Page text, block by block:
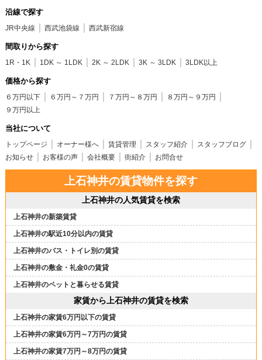
沿線で探す
JR中央線 西武池袋線 西武新宿線
間取りから探す
1R・1K 1DK ～ 1LDK 2K ～ 2LDK 3K ～ 3LDK 3LDK以上
価格から探す
６万円以下 ６万円～７万円 ７万円～８万円
８万円～９万円
９万円以上
当社について
トップページ オーナー様へ 賃貸管理 スタッフ紹介
スタッフブログ
お知らせ
お客様の声 会社概要 街紹介 お問合せ
上石神井の賃貸物件を探す
上石神井の人気賃貸を検索
上石神井の新築賃貸
上石神井の駅近10分以内の賃貸
上石神井のバス・トイレ別の賃貸
上石神井の敷金・礼金0の賃貸
上石神井のペットと暮らせる賃貸
家賃から上石神井の賃貸を検索
上石神井の家賃6万円以下の賃貸
上石神井の家賃6万円～7万円の賃貸
上石神井の家賃7万円～8万円の賃貸